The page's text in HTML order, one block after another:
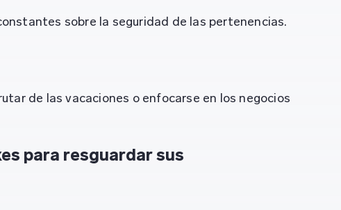
sobre la seguridad de las pertenencias.
de las vacaciones o enfocarse en los negocios
para resguardar sus